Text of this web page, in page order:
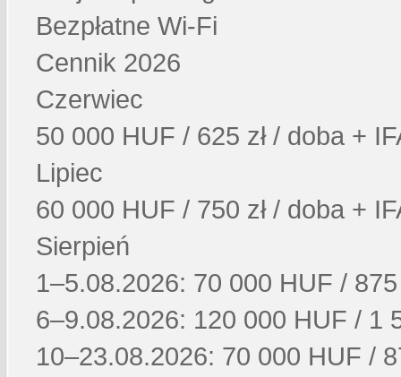
Bezpłatne Wi-Fi
Cennik 2026
Czerwiec
50 000 HUF / 625 zł / doba +
Lipiec
60 000 HUF / 750 zł / doba +
Sierpień
1–5.08.2026: 70 000 HUF / 875
6–9.08.2026: 120 000 HUF / 1
10–23.08.2026: 70 000 HUF /